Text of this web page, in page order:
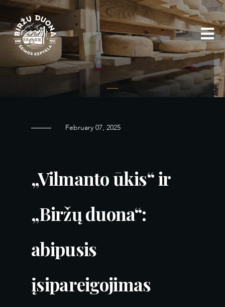
Skip
to
content
February 07, 2025
„Vilmanto ūkis“ ir
„Biržų duona“:
abipusis
įsipareigojimas